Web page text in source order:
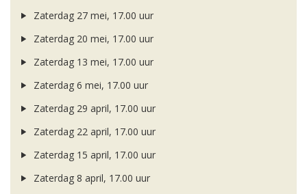
Zaterdag 27 mei, 17.00 uur
Zaterdag 20 mei, 17.00 uur
Zaterdag 13 mei, 17.00 uur
Zaterdag 6 mei, 17.00 uur
Zaterdag 29 april, 17.00 uur
Zaterdag 22 april, 17.00 uur
Zaterdag 15 april, 17.00 uur
Zaterdag 8 april, 17.00 uur